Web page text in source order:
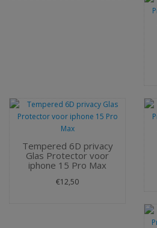
Tempered 6D privacy
Glas Protector voor
iphone 15 Pro Max
€12,50